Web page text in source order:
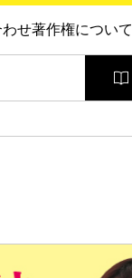
せ著作権について